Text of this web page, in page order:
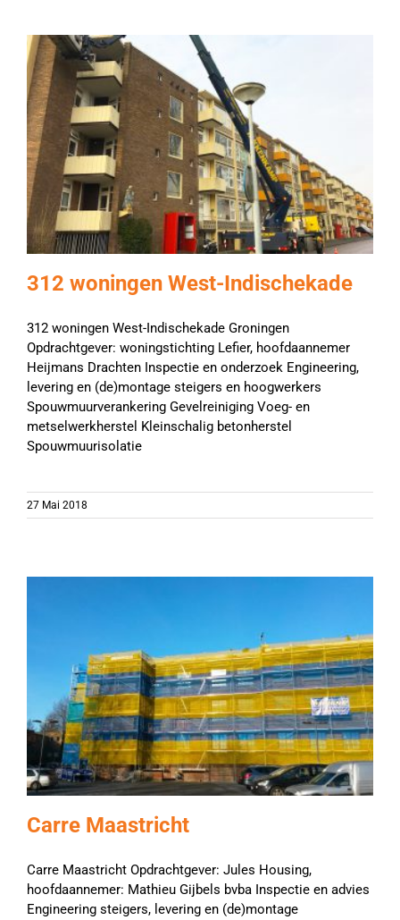
312 woningen West-Indischekade
312 woningen West-Indischekade Groningen
Opdrachtgever: woningstichting Lefier, hoofdaannemer
Heijmans Drachten Inspectie en onderzoek Engineering,
levering en (de)montage steigers en hoogwerkers
Spouwmuurverankering Gevelreiniging Voeg- en
metselwerkherstel Kleinschalig betonherstel
Spouwmuurisolatie
27 Mai 2018
Carre Maastricht
Carre Maastricht Opdrachtgever: Jules Housing,
hoofdaannemer: Mathieu Gijbels bvba Inspectie en advies
Engineering steigers, levering en (de)montage